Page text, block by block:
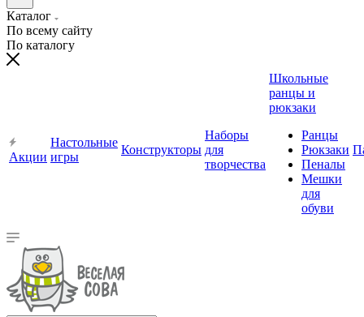
Каталог
По всему сайту
По каталогу
Акции
Настольные
игры
Конструкторы
Наборы
для
творчества
Школьные
ранцы и
рюкзаки
Ранцы
Рюкзаки
Пеналы
Мешки
для
обуви